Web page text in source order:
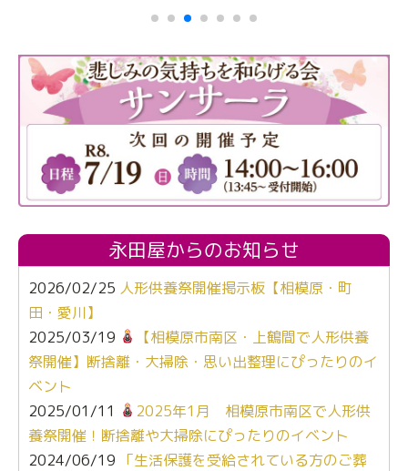
永田屋からのお知らせ
2026/02/25 人形供養祭開催掲示板【相模原・町
田・愛川】
2025/03/19
【相模原市南区・上鶴間で人形供養
祭開催】断捨離・大掃除・思い出整理にぴったりのイ
ベント
2025/01/11
2025年1月 相模原市南区で人形供
養祭開催！断捨離や大掃除にぴったりのイベント
2024/06/19 「生活保護を受給されている方のご葬